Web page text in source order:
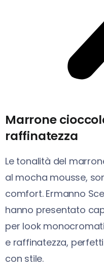
Marrone
raffinatezza
Le tonalità del
al mocha mousse,
comfort. Ermanno
hanno presentato
per look
e raffinatezza,
con stile.